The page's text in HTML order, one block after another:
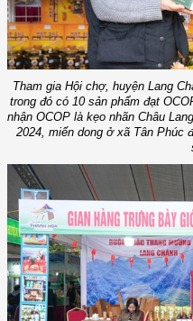
Tham gia Hội chợ, huyện Lang
trong đó có 10 sản phẩm đạt
nhận OCOP là kẹo nhãn Châu
2024, miến dong ở xã Tân Phúc